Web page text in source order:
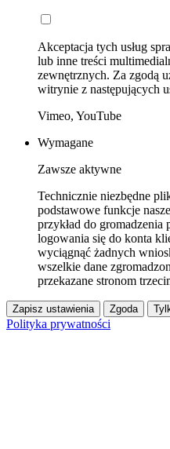
Akceptacja tych usług
lub inne treści
zewnętrznych. Za zgodą
witrynie z następujących
Vimeo, YouTube
Wymagane
Zawsze aktywne
Technicznie niezbędne
podstawowe funkcje
przykład do
logowania się do konta
wyciągnąć żadnych
wszelkie dane
przekazane stronom
Zapisz ustawienia Zgoda
Polityka prywatności